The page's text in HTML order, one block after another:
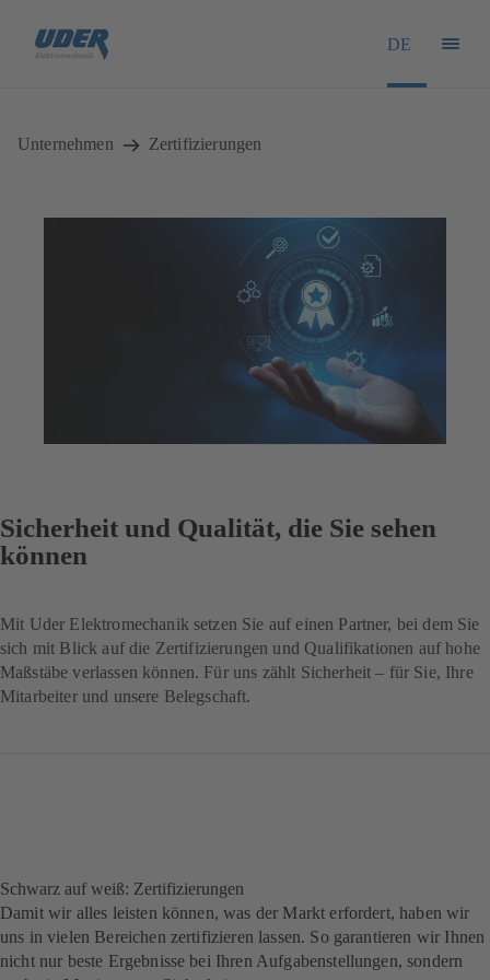
DE
Unternehmen Zertifizierungen
Sicherheit und Qualität, die Sie sehen
können
Mit Uder Elektromechanik setzen Sie auf einen Partner, bei dem Sie
sich mit Blick auf die Zertifizierungen und Qualifikationen auf hohe
Maßstäbe verlassen können. Für uns zählt Sicherheit – für Sie, Ihre
Mitarbeiter und unsere Belegschaft.
Schwarz auf weiß: Zertifizierungen
Damit wir alles leisten können, was der Markt erfordert, haben wir
uns in vielen Bereichen zertifizieren lassen. So garantieren wir Ihnen
nicht nur beste Ergebnisse bei Ihren Aufgabenstellungen, sondern